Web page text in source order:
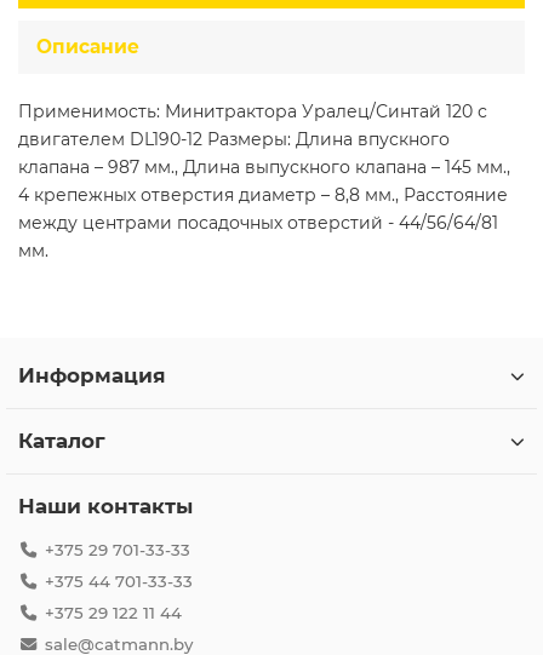
Описание
Применимость: Минитрактора Уралец/Синтай 120 с
двигателем DL190-12 Размеры: Длина впускного
клапана – 987 мм., Длина выпускного клапана – 145 мм.,
4 крепежных отверстия диаметр – 8,8 мм., Расстояние
между центрами посадочных отверстий - 44/56/64/81
мм.
Информация
Каталог
Наши контакты
+375 29 701-33-33
+375 44 701-33-33
+375 29 122 11 44
sale@catmann.by